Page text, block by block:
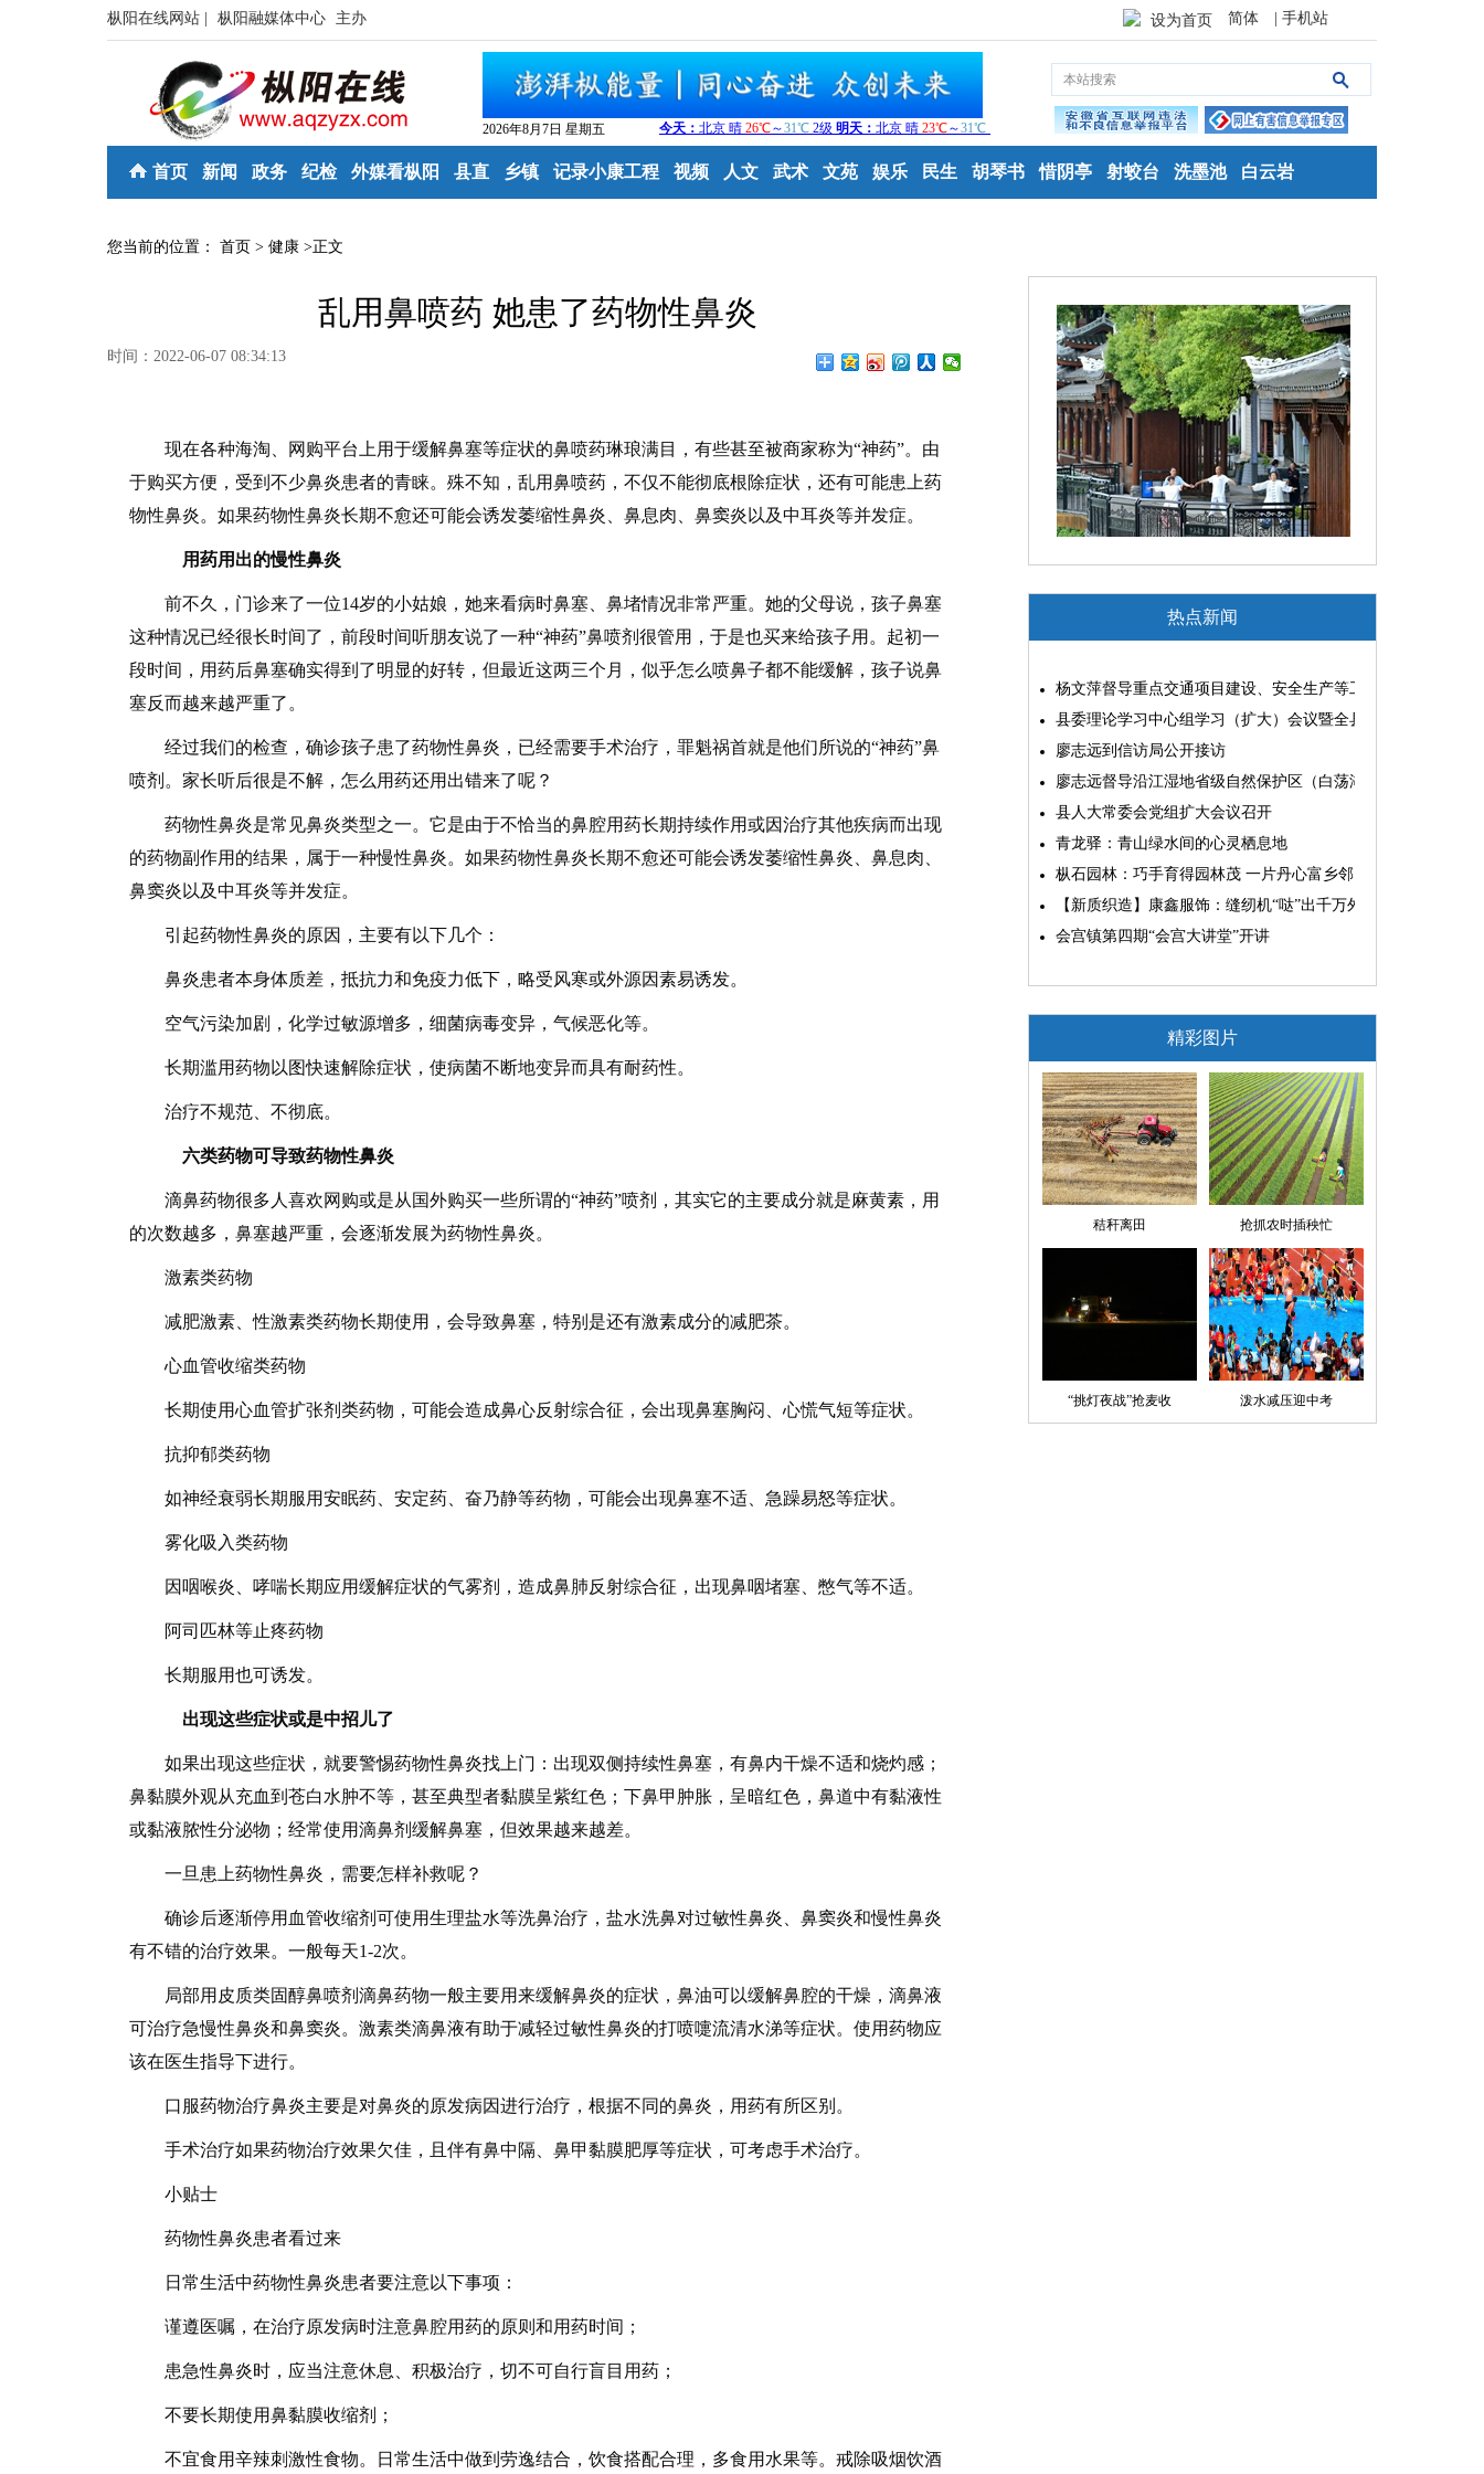
枞阳在线网站 | 枞阳融媒体中心 主办 设为首页 简体 | 手机站
2026年8月7日 星期五
首页 新闻 政务 纪检 外媒看枞阳 县直 乡镇 记录小康工程 视频 人文 武术 文苑 娱乐 民生 胡琴书 惜阴亭 射蛟台 洗墨池 白云岩
您当前的位置： 首页 > 健康 >正文
乱用鼻喷药 她患了药物性鼻炎
时间：2022-06-07 08:34:13
现在各种海淘、网购平台上用于缓解鼻塞等症状的鼻喷药琳琅满目，有些甚至被商家称为“神药”。由
于购买方便，受到不少鼻炎患者的青睐。殊不知，乱用鼻喷药，不仅不能彻底根除症状，还有可能患上药
物性鼻炎。如果药物性鼻炎长期不愈还可能会诱发萎缩性鼻炎、鼻息肉、鼻窦炎以及中耳炎等并发症。
用药用出的慢性鼻炎
前不久，门诊来了一位14岁的小姑娘，她来看病时鼻塞、鼻堵情况非常严重。她的父母说，孩子鼻塞
这种情况已经很长时间了，前段时间听朋友说了一种“神药”鼻喷剂很管用，于是也买来给孩子用。起初一
段时间，用药后鼻塞确实得到了明显的好转，但最近这两三个月，似乎怎么喷鼻子都不能缓解，孩子说鼻
塞反而越来越严重了。
经过我们的检查，确诊孩子患了药物性鼻炎，已经需要手术治疗，罪魁祸首就是他们所说的“神药”鼻
喷剂。家长听后很是不解，怎么用药还用出错来了呢？
药物性鼻炎是常见鼻炎类型之一。它是由于不恰当的鼻腔用药长期持续作用或因治疗其他疾病而出现
的药物副作用的结果，属于一种慢性鼻炎。如果药物性鼻炎长期不愈还可能会诱发萎缩性鼻炎、鼻息肉、
鼻窦炎以及中耳炎等并发症。
引起药物性鼻炎的原因，主要有以下几个：
鼻炎患者本身体质差，抵抗力和免疫力低下，略受风寒或外源因素易诱发。
空气污染加剧，化学过敏源增多，细菌病毒变异，气候恶化等。
长期滥用药物以图快速解除症状，使病菌不断地变异而具有耐药性。
治疗不规范、不彻底。
六类药物可导致药物性鼻炎
滴鼻药物很多人喜欢网购或是从国外购买一些所谓的“神药”喷剂，其实它的主要成分就是麻黄素，用
的次数越多，鼻塞越严重，会逐渐发展为药物性鼻炎。
激素类药物
减肥激素、性激素类药物长期使用，会导致鼻塞，特别是还有激素成分的减肥茶。
心血管收缩类药物
长期使用心血管扩张剂类药物，可能会造成鼻心反射综合征，会出现鼻塞胸闷、心慌气短等症状。
抗抑郁类药物
如神经衰弱长期服用安眠药、安定药、奋乃静等药物，可能会出现鼻塞不适、急躁易怒等症状。
雾化吸入类药物
因咽喉炎、哮喘长期应用缓解症状的气雾剂，造成鼻肺反射综合征，出现鼻咽堵塞、憋气等不适。
阿司匹林等止疼药物
长期服用也可诱发。
出现这些症状或是中招儿了
如果出现这些症状，就要警惕药物性鼻炎找上门：出现双侧持续性鼻塞，有鼻内干燥不适和烧灼感；
鼻黏膜外观从充血到苍白水肿不等，甚至典型者黏膜呈紫红色；下鼻甲肿胀，呈暗红色，鼻道中有黏液性
或黏液脓性分泌物；经常使用滴鼻剂缓解鼻塞，但效果越来越差。
一旦患上药物性鼻炎，需要怎样补救呢？
确诊后逐渐停用血管收缩剂可使用生理盐水等洗鼻治疗，盐水洗鼻对过敏性鼻炎、鼻窦炎和慢性鼻炎
有不错的治疗效果。一般每天1-2次。
局部用皮质类固醇鼻喷剂滴鼻药物一般主要用来缓解鼻炎的症状，鼻油可以缓解鼻腔的干燥，滴鼻液
可治疗急慢性鼻炎和鼻窦炎。激素类滴鼻液有助于减轻过敏性鼻炎的打喷嚏流清水涕等症状。使用药物应
该在医生指导下进行。
口服药物治疗鼻炎主要是对鼻炎的原发病因进行治疗，根据不同的鼻炎，用药有所区别。
手术治疗如果药物治疗效果欠佳，且伴有鼻中隔、鼻甲黏膜肥厚等症状，可考虑手术治疗。
小贴士
药物性鼻炎患者看过来
日常生活中药物性鼻炎患者要注意以下事项：
谨遵医嘱，在治疗原发病时注意鼻腔用药的原则和用药时间；
患急性鼻炎时，应当注意休息、积极治疗，切不可自行盲目用药；
不要长期使用鼻黏膜收缩剂；
不宜食用辛辣刺激性食物。日常生活中做到劳逸结合，饮食搭配合理，多食用水果等。戒除吸烟饮酒
热点新闻
杨文萍督导重点交通项目建设、安全生产等工作
县委理论学习中心组学习（扩大）会议暨全县“两为”能力素质
廖志远到信访局公开接访
廖志远督导沿江湿地省级自然保护区（白荡湖片区）问题整改
县人大常委会党组扩大会议召开
青龙驿：青山绿水间的心灵栖息地
枞石园林：巧手育得园林茂 一片丹心富乡邻
【新质织造】康鑫服饰：缝纫机“哒”出千万外贸大生意
会宫镇第四期“会宫大讲堂”开讲
精彩图片
秸秆离田 抢抓农时插秧忙
“挑灯夜战”抢麦收 泼水减压迎中考